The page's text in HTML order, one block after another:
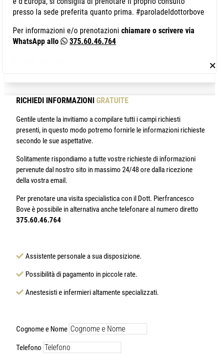
Autore: Dr. Pierfrancesco Bove
abilitato alla professione medica presso la Seconda Università degli
Studi di Napoli con il massimo dei voti.
RICHIEDI INFORMAZIONI GRATUITE
Gentile utente la invitiamo a compilare tutti i campi richiesti
presenti, in questo modo potremo fornirle le informazioni richieste
secondo le sue aspettative.
Solitamente rispondiamo a tutte vostre richieste di informazioni
pervenute dal nostro sito in massimo 24/48 ore dalla ricezione
della vostra email.
Per prenotare una visita specialistica con il Dott. Pierfrancesco
Bove è possibile in alternativa anche telefonare al numero diretto
375.60.46.764
Assistente personale a sua disposizione.
Possibilità di pagamento in piccole rate.
Anestesisti e infermieri altamente specializzati.
Cognome e Nome
Telefono
✕
presso la sede preferita quanto prima. #paroladeldottorbove
Per informazioni e/o prenotazionichiamare o scrivere via
WhatsApp allo
375.60.46.764